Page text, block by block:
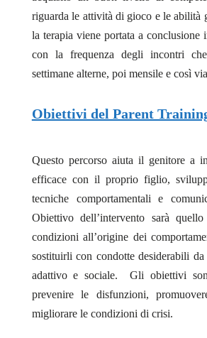
riguarda le attività di gioco e le abilità
la terapia viene portata a conclusione
con la frequenza degli incontri
settimane alterne, poi mensile e così
Obiettivi del Parent
Questo percorso aiuta il genitore a
efficace con il proprio figlio,
tecniche comportamentali e
Obiettivo dell’intervento sarà
condizioni all’origine dei
sostituirli con condotte desiderabili
adattivo e sociale. Gli obiettivi
prevenire le disfunzioni,
migliorare le condizioni di crisi.